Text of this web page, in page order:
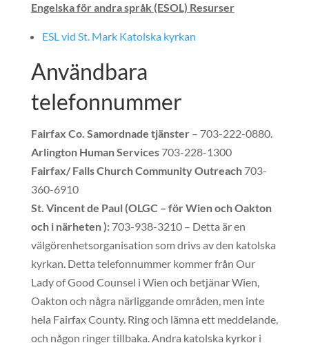
Engelska för andra språk (ESOL) Resurser
ESL vid St. Mark Katolska kyrkan
Användbara
telefonnummer
Fairfax Co. Samordnade tjänster– 703-222-0880.
Arlington Human Services 703-228-1300
Fairfax/ Falls Church Community Outreach 703-
360-6910
St. Vincent de Paul (OLGC – för Wien och Oakton
och i närheten ): 703-938-3210 – Detta är en
välgörenhetsorganisation som drivs av den katolska
kyrkan. Detta telefonnummer kommer från Our
Lady of Good Counsel i Wien och betjänar Wien,
Oakton och några närliggande områden, men inte
hela Fairfax County. Ring och lämna ett meddelande,
och någon ringer tillbaka. Andra katolska kyrkor i